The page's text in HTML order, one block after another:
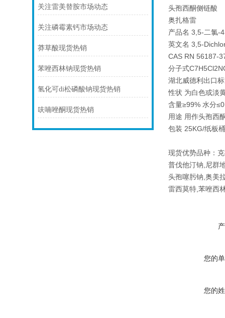
关注雷美替胺市场动态
关注磷霉素钙市场动态
莽草酸现货热销
苯唑西林钠现货热销
氢化可di松磷酸钠现货热销
呋喃唑酮现货热销
头孢西酮侧链酸
奥扎格雷
产品名 3,5-二氯-
英文名 3,5-
CAS RN 56187-
分子式
湖北威德利出口
性状 为白色或淡
含量≥99% 水分
用途 用作头孢西
包装 25KG/纸板
现货优势品种：
普伐他汀钠,尼群
头孢噻肟钠,奥美
雷西莫特,苯唑西
您的
您的